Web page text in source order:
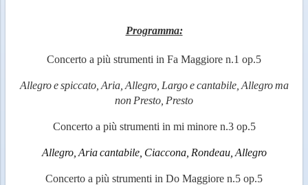
Programma:
Concerto a più strumenti in Fa Maggiore n.1 op.5
Allegro e spiccato, Aria, Allegro, Largo e cantabile, Allegro ma
non Presto, Presto
Concerto a più strumenti in mi minore n.3 op.5
Allegro, Aria cantabile, Ciaccona, Rondeau, Allegro
Concerto a più strumenti in Do Maggiore n.5 op.5